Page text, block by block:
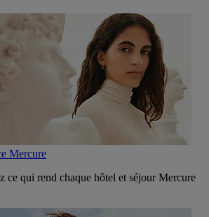
Mercure
ce qui rend chaque hôtel et séjour Mercure